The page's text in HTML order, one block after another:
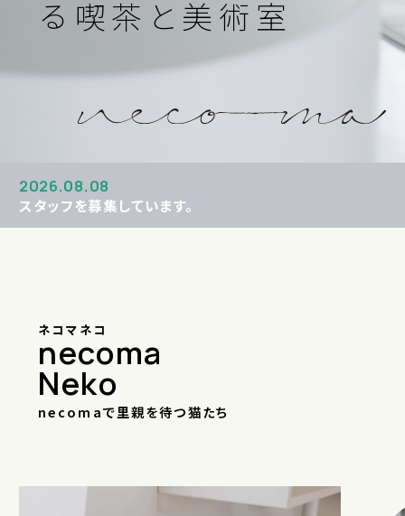
喫茶と美術室
2026.08.08
スタッフを募集しています。
ネコマネコ
necoma
Neko
necomaで里親を待つ猫たち